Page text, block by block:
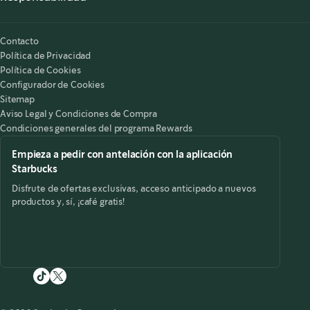
Contacto
Política de Privacidad
Política de Cookies
Configurador de Cookies
Sitemap
Aviso Legal y Condiciones de Compra
Condiciones generales del programa Rewards
Empieza a pedir con antelación con la aplicación
Starbucks
Disfrute de ofertas exclusivas, acceso anticipado a nuevos
productos y, sí, ¡café gratis!